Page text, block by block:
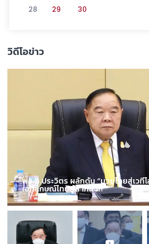
28 29 30
วิดีโอข่าว
พล.อ.ประวิตร ผลักดัน “มวยไทยสู่เวที
เอกลักษณ์ไทยสู่สากล !!!